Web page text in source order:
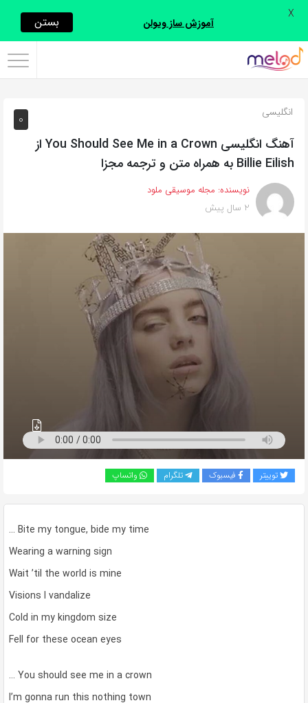
اشتراک
با
روش‌های
زیر
این
صفحه
را
0 انگلیسی
آهنگ انگلیسی You Should See Me in a Crown از
Billie Eilish به همراه متن و ترجمه مجزا
نویسنده: مجله موسیقی ملود
2 سال پیش
توییتر فیسبوک تلگرام واتساپ
… Bite my tongue, bide my time
Wearing a warning sign
Wait ’til the world is mine
Visions I vandalize
Cold in my kingdom size
Fell for these ocean eyes
… You should see me in a crown
I’m gonna run this nothing town
آموزش ساز ویولن بستن X